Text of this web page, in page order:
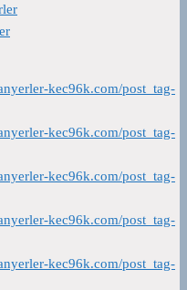
kec96k.com/post_tag-
kec96k.com/post_tag-
kec96k.com/post_tag-
kec96k.com/post_tag-
kec96k.com/post_tag-